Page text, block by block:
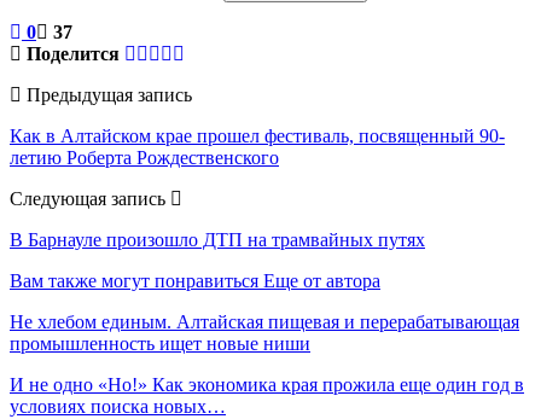
0
37
Поделится
Предыдущая запись
Как в Алтайском крае прошел фестиваль, посвященный 90-
летию Роберта Рождественского
Следующая запись
В Барнауле произошло ДТП на трамвайных путях
Вам также могут понравиться Еще от автора
Не хлебом единым. Алтайская пищевая и перерабатывающая
промышленность ищет новые ниши
И не одно «Но!» Как экономика края прожила еще один год в
условиях поиска новых…